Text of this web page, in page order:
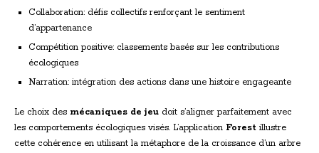
Collaboration: défis collectifs renforçant le sentiment
d’appartenance
Compétition positive: classements basés sur les contributions
écologiques
Narration: intégration des actions dans une histoire engageante
Le choix des mécaniques de jeu doit s’aligner parfaitement avec
les comportements écologiques visés. L’application Forest illustre
cette cohérence en utilisant la métaphore de la croissance d’un arbre